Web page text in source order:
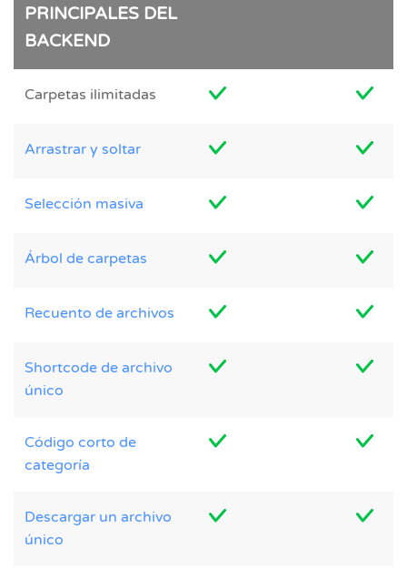
PRINCIPALES DEL
BACKEND
Carpetas ilimitadas
Arrastrar y soltar
Selección masiva
Árbol de carpetas
Recuento de archivos
Shortcode de archivo
único
Código corto de
categoría
Descargar un archivo
único